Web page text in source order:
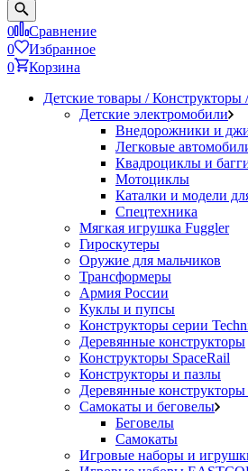
0
Сравнение
0
Избранное
0
Корзина
Детские товары / Конструкторы
Детские электромобили
Внедорожники и
Легковые
Квадроциклы и
Мотоциклы
Каталки и модели
Спецтехника
Мягкая игрушка Fuggler
Гироскутеры
Оружие для мальчиков
Трансформеры
Армия России
Куклы и пупсы
Конструкторы серии
Деревянные конструкторы
Конструкторы SpaceRail
Конструкторы и пазлы
Деревянные
Самокаты и беговелы
Беговелы
Самокаты
Игровые наборы и